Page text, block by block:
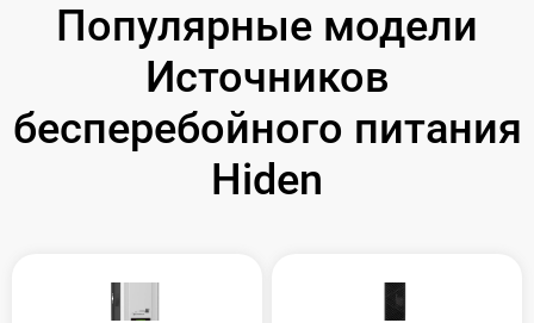
Популярные модели
Источников
бесперебойного питания
Hiden